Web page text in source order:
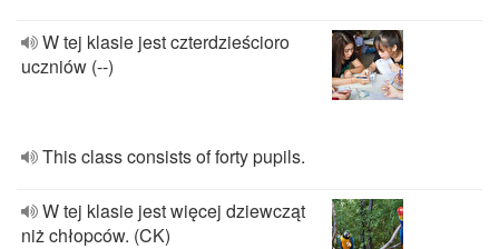
W tej klasie jest czterdzieścioro
uczniów (--)
This class consists of forty pupils.
W tej klasie jest więcej dziewcząt
niż chłopców. (CK)